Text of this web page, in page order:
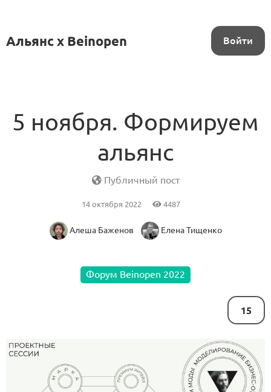
Альянс x Beinopen Войти
5 ноября. Формируем
альянс
Публичный пост
14 октября 2022 4487
Алеша Баженов Елена Тищенко
Форум Beinopen 2022
15